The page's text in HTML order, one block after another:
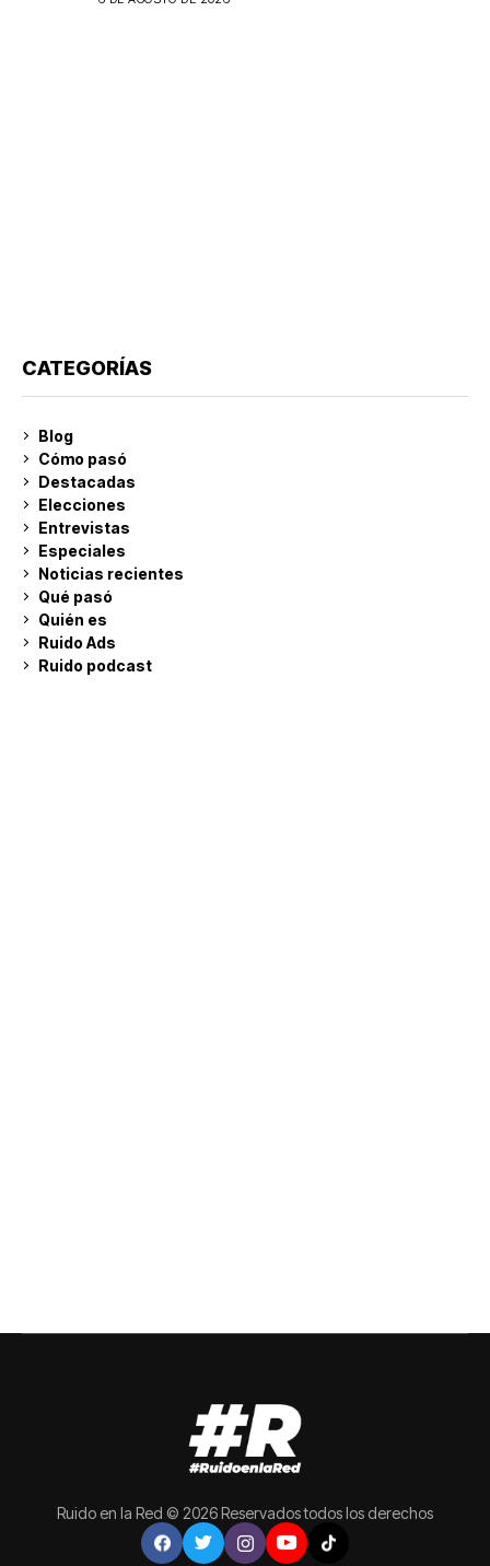
CATEGORÍAS
Blog
Cómo pasó
Destacadas
Elecciones
Entrevistas
Especiales
Noticias recientes
Qué pasó
Quién es
Ruido Ads
Ruido podcast
Ruido en la Red © 2026 Reservados todos los derechos